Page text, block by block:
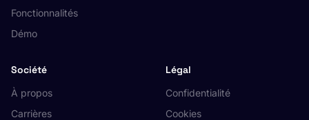
Fonctionnalités
Démo
Société
À propos
Carrières
Légal
Confidentialité
Cookies